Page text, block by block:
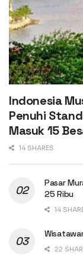
Indonesia
Penuhi
Masuk 15
14 SHARES
Pasar
25 Ribu
14
22